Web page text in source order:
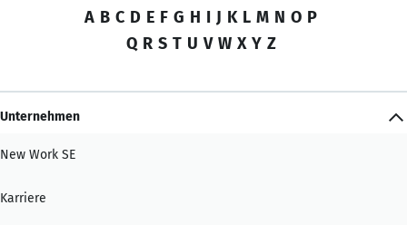
A B C D E F G H I J K L M N O P
Q R S T U V W X Y Z
Unternehmen
New Work SE
Karriere